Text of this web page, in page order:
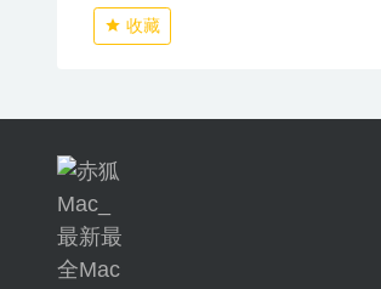
收藏